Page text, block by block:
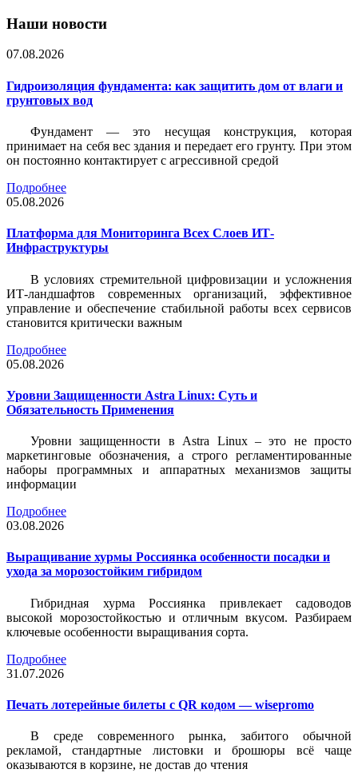
Наши новости
07.08.2026
Гидроизоляция фундамента: как защитить дом от влаги и
грунтовых вод
Фундамент — это несущая конструкция, которая
принимает на себя вес здания и передает его грунту. При этом
он постоянно контактирует с агрессивной средой
Подробнее
05.08.2026
Платформа для Мониторинга Всех Слоев ИТ-
Инфраструктуры
В условиях стремительной цифровизации и усложнения
ИТ-ландшафтов современных организаций, эффективное
управление и обеспечение стабильной работы всех сервисов
становится критически важным
Подробнее
05.08.2026
Уровни Защищенности Astra Linux: Суть и
Обязательность Применения
Уровни защищенности в Astra Linux – это не просто
маркетинговые обозначения, а строго регламентированные
наборы программных и аппаратных механизмов защиты
информации
Подробнее
03.08.2026
Выращивание хурмы Россиянка особенности посадки и
ухода за морозостойким гибридом
Гибридная хурма Россиянка привлекает садоводов
высокой морозостойкостью и отличным вкусом. Разбираем
ключевые особенности выращивания сорта.
Подробнее
31.07.2026
Печать лотерейные билеты c QR кодом — wisepromo
В среде современного рынка, забитого обычной
рекламой, стандартные листовки и брошюры всё чаще
оказываются в корзине, не достав до чтения